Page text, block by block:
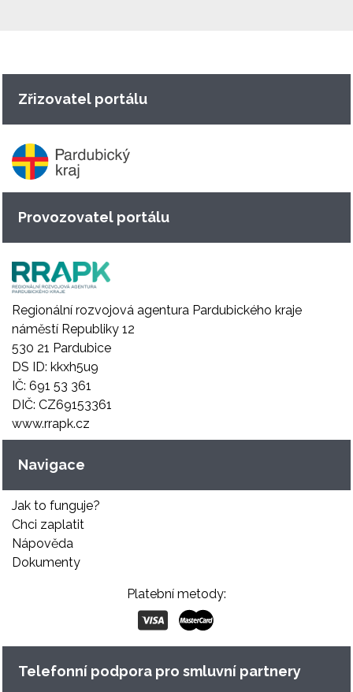
Zřizovatel portálu
Provozovatel portálu
Regionální rozvojová agentura Pardubického kraje
náměstí Republiky 12
530 21 Pardubice
DS ID: kkxh5u9
IČ: 691 53 361
DIČ: CZ69153361
www.rrapk.cz
Navigace
Jak to funguje?
Chci zaplatit
Nápověda
Dokumenty
Platební metody:
Telefonní podpora pro smluvní partnery